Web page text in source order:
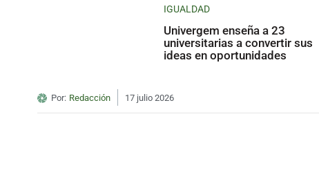
IGUALDAD
Univergem enseña a 23
universitarias a convertir sus
ideas en oportunidades
Por: Redacción 17 julio 2026